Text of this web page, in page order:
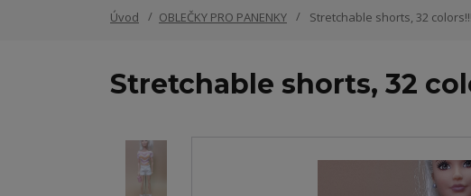
Úvod OBLEČKY PRO PANENKY Stretchable shorts, 32
Stretchable shorts, 32